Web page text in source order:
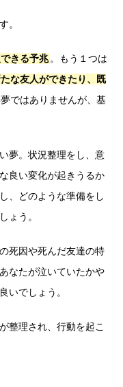
。
きる予兆 。もう１つは
な友人ができたり、既
ではありませんが、基
夢。状況整理をし、意
良い変化が起きうるか
、どのような準備をし
ょう。
死因や死んだ友達の特
なたが泣いていたかや
いでしょう。
整理され、行動を起こ